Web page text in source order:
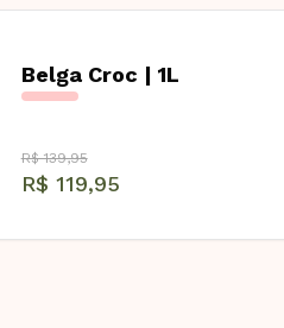
Belga Croc | 1L
R$ 139,95
R$ 119,95